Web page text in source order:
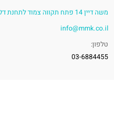
משה דיין 14 פתח תקווה צמוד לתחנת דלק
info@mmk.co.il
טלפון:
03-6884455